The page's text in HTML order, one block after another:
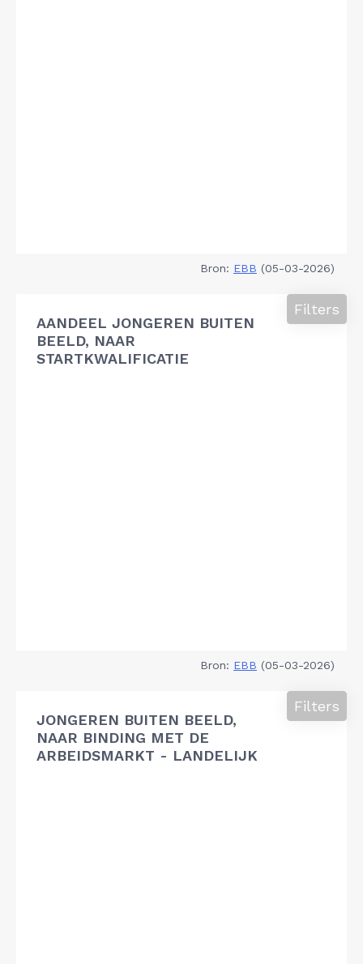
Bron: EBB (05-03-2026)
AANDEEL JONGEREN BUITEN
BEELD, NAAR
STARTKWALIFICATIE
Filters
Bron: EBB (05-03-2026)
JONGEREN BUITEN BEELD,
NAAR BINDING MET DE
ARBEIDSMARKT - LANDELIJK
Filters